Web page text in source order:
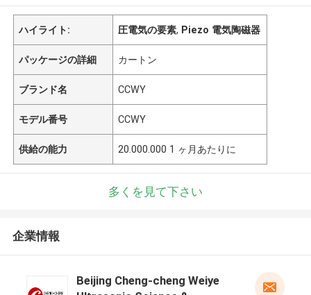
ハイライト: 圧電気の要素, Piezo 電気陶磁器
パッケージの詳細 カートン
ブランド名 CCWY
モデル番号 CCWY
供給の能力 20.000.000 1 ヶ月あたりに
多くを見て下さい
企業情報
Beijing Cheng-cheng Weiye